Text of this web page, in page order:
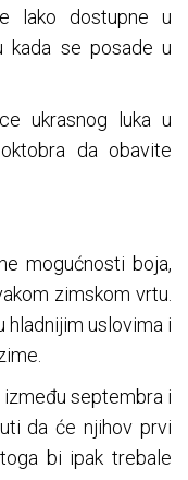
lako dostupne u
kada se posade u
ukrasnog luka u
da obavite
mogućnosti boja,
zimskom vrtu.
hladnijim uslovima i
septembra i
da će njihov prvi
bi ipak trebale